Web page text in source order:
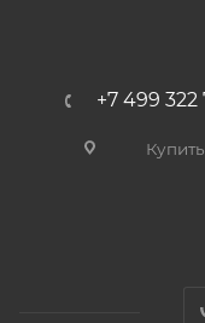
+7 499 322